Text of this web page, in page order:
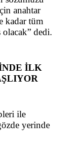
anahtar
kadar tüm
olacak” dedi.
İLK
ile
yerinde